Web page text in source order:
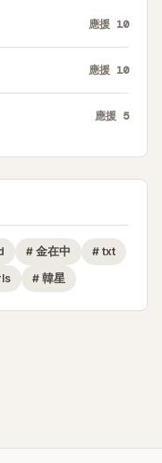
應援 10
應援 10
應援 5
# 金在中 # txt
# 韓星